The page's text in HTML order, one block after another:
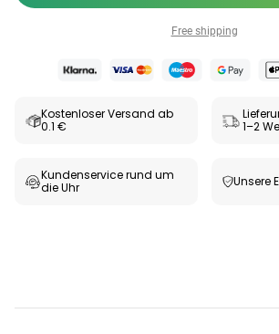
Free shipping
Kostenloser Versand ab
0.1 €
1–2
Kundenservice rund um
die Uhr
Unsere